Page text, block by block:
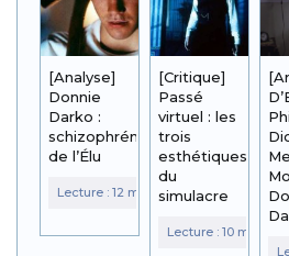
[Analyse]
Donnie
Darko :
schizophrénie
de l’Élu
[Critique]
Passé
virtuel : les
trois
esthétiques
du
simulacre